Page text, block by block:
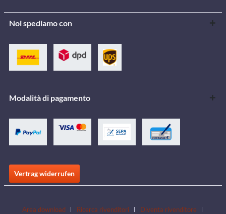
Noi spediamo con
Modalità di pagamento
Vertrag widerrufen
Area download Ricerca rivenditori Diventa rivenditore